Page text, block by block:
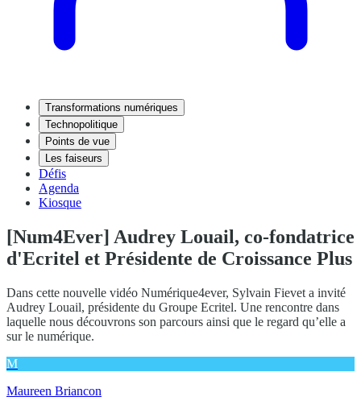
Transformations numériques
Technopolitique
Points de vue
Les faiseurs
Défis
Agenda
Kiosque
[Num4Ever] Audrey Louail, co-fondatrice
d'Ecritel et Présidente de Croissance Plus
Dans cette nouvelle vidéo Numérique4ever, Sylvain Fievet a invité
Audrey Louail, présidente du Groupe Ecritel. Une rencontre dans
laquelle nous découvrons son parcours ainsi que le regard qu’elle a
sur le numérique.
M
Maureen Briancon